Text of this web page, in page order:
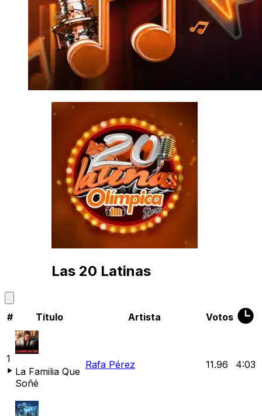
Las 20 Latinas
# Título Artista Votos
1
La Familia Que
Soñé
Rafa Pérez 11.96 4:03